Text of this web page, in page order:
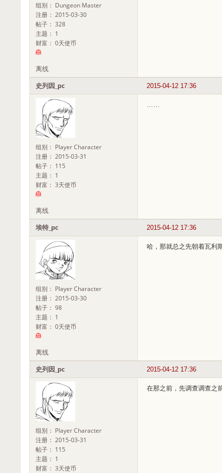
组别： Dungeon Master
注册： 2015-03-30
帖子： 328
主题： 1
财富： 0天使币
离线
2015-04-12 17:36
史列因_pc
组别： Player Character
注册： 2015-03-31
帖子： 115
主题： 1
财富： 3天使币
离线
2015-04-12 17:36
埃特_pc
组别： Player Character
注册： 2015-03-30
帖子： 98
主题： 1
财富： 0天使币
哈，那就总之先朝着瓦利
离线
2015-04-12 17:36
史列因_pc
组别： Player Character
注册： 2015-03-31
帖子： 115
主题： 1
财富： 3天使币
在那之前，先调查调查之